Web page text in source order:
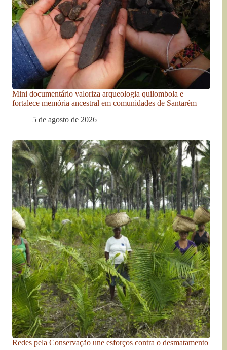
Mini documentário valoriza arqueologia quilombola e
fortalece memória ancestral em comunidades de Santarém
5 de agosto de 2026
Redes pela Conservação une esforços contra o desmatamento